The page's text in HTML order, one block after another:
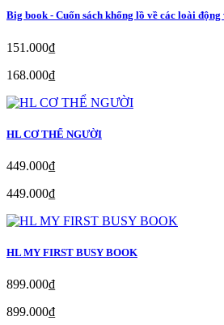
Big book - Cuốn sách khổng lồ về các loài
151.000₫
168.000₫
HL CƠ THỂ NGƯỜI
449.000₫
449.000₫
HL MY FIRST BUSY BOOK
899.000₫
899.000₫